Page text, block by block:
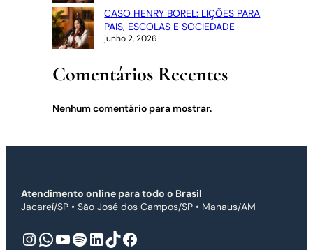
CASO HENRY BOREL: LIÇÕES PARA
PAIS, ESCOLAS E SOCIEDADE
junho 2, 2026
Comentários Recentes
Nenhum comentário para mostrar.
Atendimento online para todo o Brasil
Jacareí/SP • São José dos Campos/SP • Manaus/AM
InstagramWhatsApp Youtube Spotify LinkedIn TikTok Facebook